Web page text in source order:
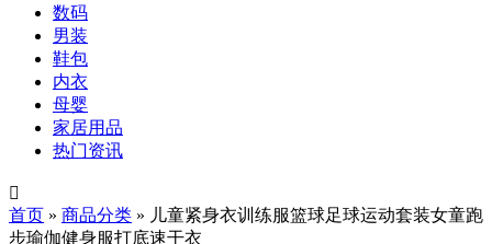
数码
男装
鞋包
内衣
母婴
家居用品
热门资讯

首页 » 商品分类 » 儿童紧身衣训练服篮球足球运动套装女童跑
步瑜伽健身服打底速干衣